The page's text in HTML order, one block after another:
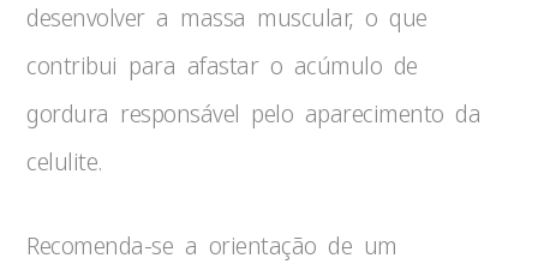
desenvolver a massa muscular, o que
contribui para afastar o acúmulo de
gordura responsável pelo aparecimento da
celulite.
Recomenda-se a orientação de um